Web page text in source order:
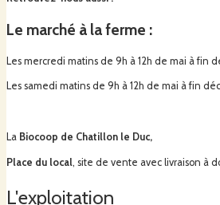
Nous sommes une ferme à taille humaine, et
Le marché à la ferme :
Les mercredi matins de 9h à 12h de mai à fin
Les samedi matins de 9h à 12h de mai à fin
La Biocoop de Chatillon le Duc,
Place du local, site de vente avec livraison à
L'exploitation